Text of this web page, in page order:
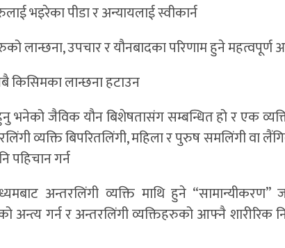
भइरेका पीडा र अन्यायलाई स्वीकार्न
लान्छना, उपचार र यौनबादका परिणाम हुने महत्वपूर्ण
किसिमका लान्छना हटाउन
भनेको जैविक यौन बिशेषतासंग सम्बन्धित हो र एक
व्यक्ति बिपरितलिंगी, महिला र पुरुष समलिंगी वा
गर्न
अन्तरलिंगी व्यक्ति माथि हुने
अन्त्य गर्न र अन्तरलिंगी व्यक्तिहरुको आफ्नै शारीरिक